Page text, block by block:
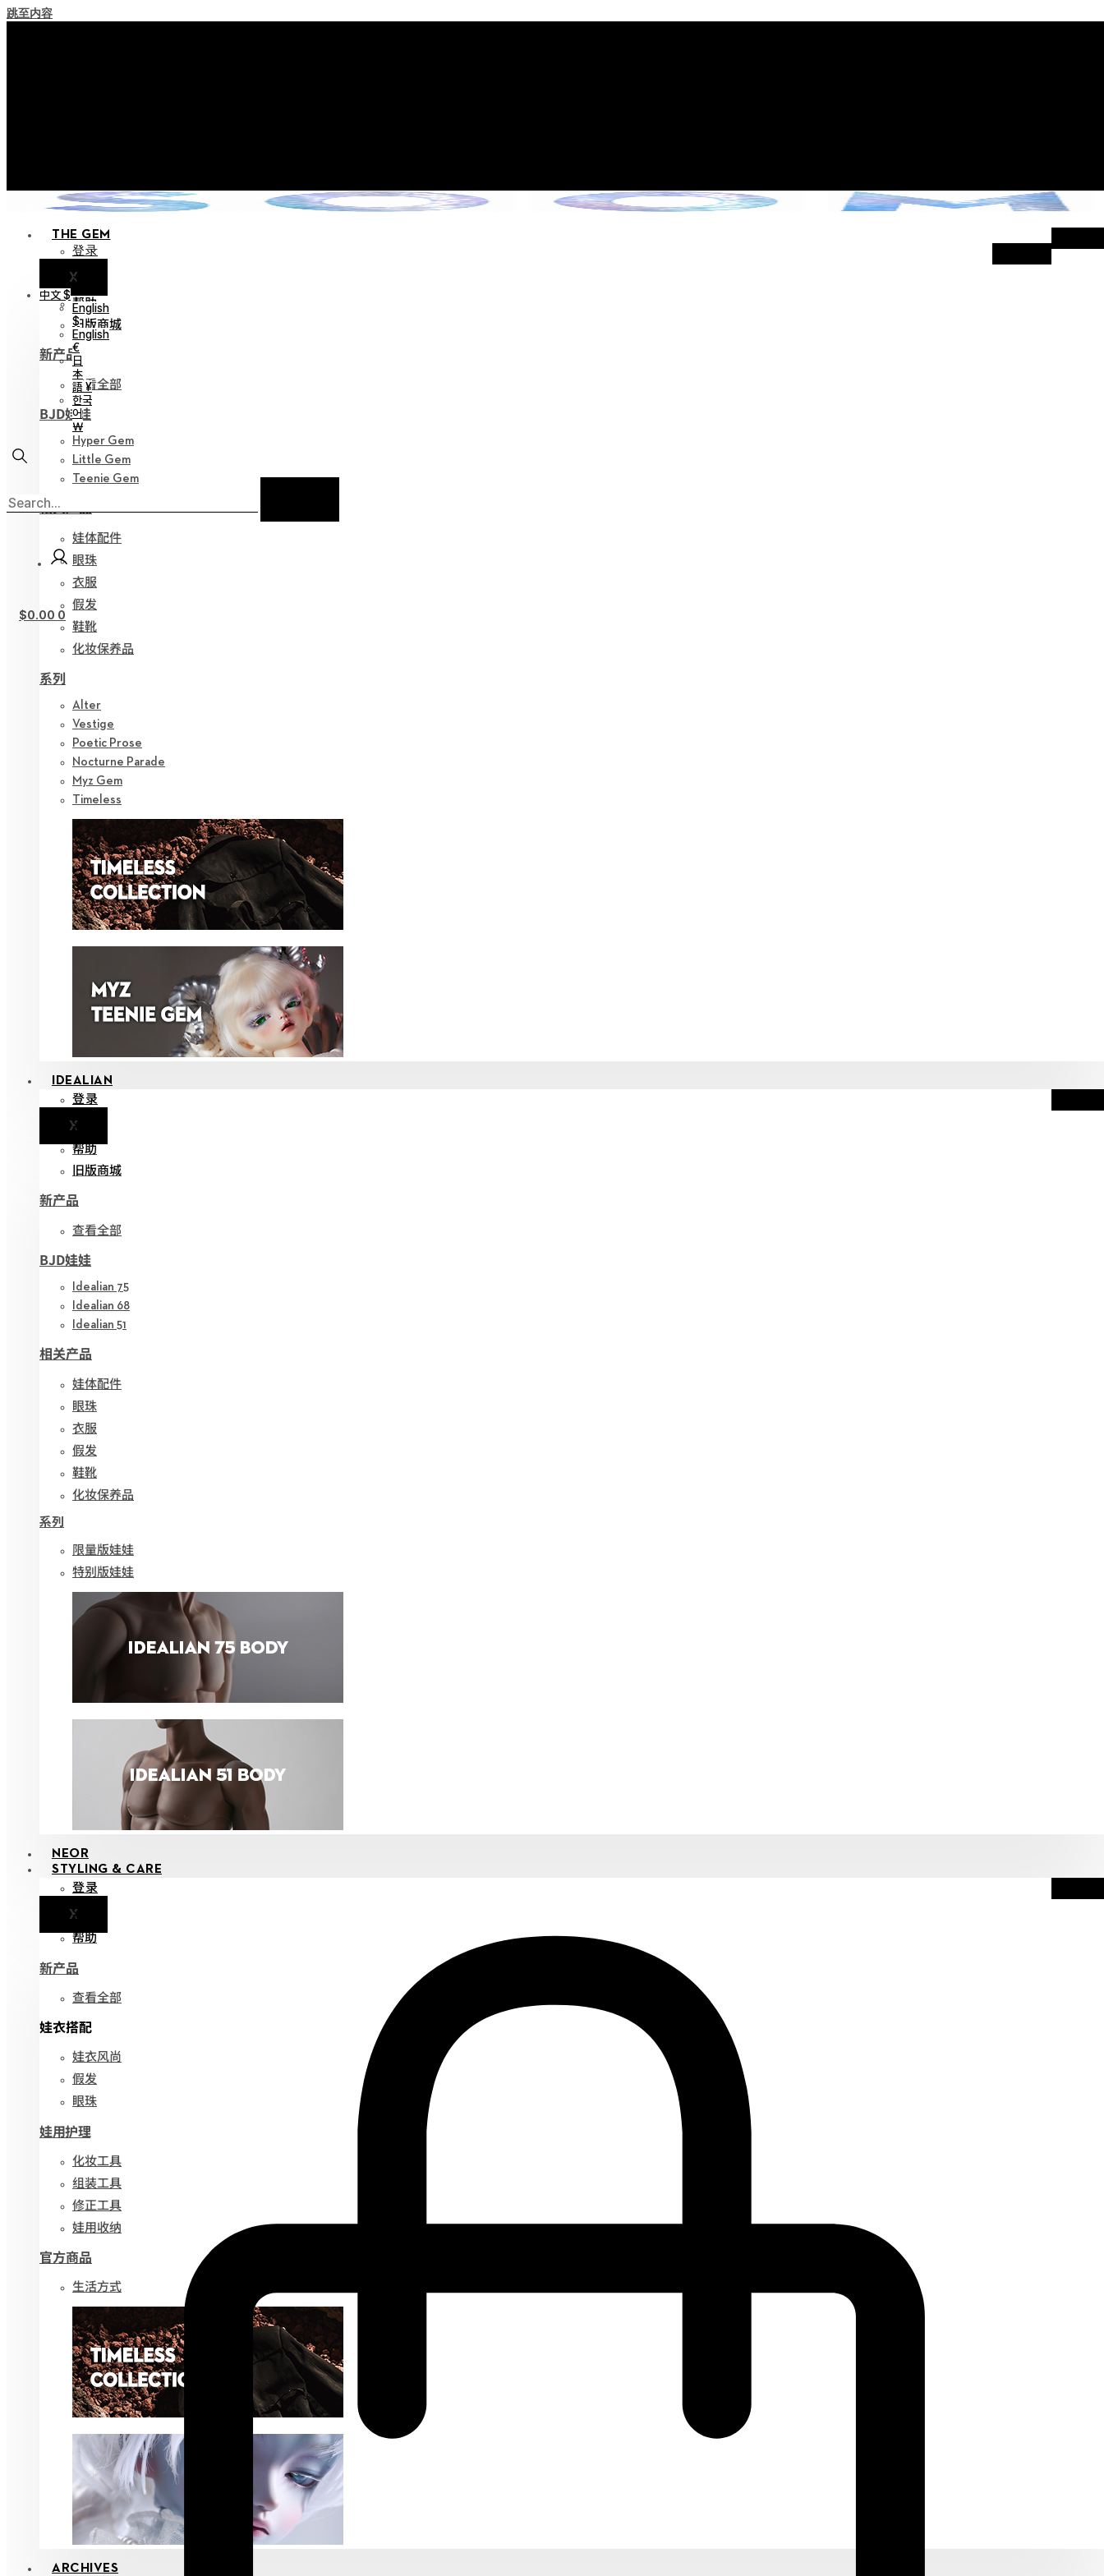
跳至内容
THE GEM
登录
X通知
帮助
旧版商城
新产品
查看全部
BJD娃娃
Hyper Gem
Little Gem
Teenie Gem
相关产品
娃体配件
眼珠
衣服
假发
鞋靴
化妆保养品
系列
Alter
Vestige
Poetic Prose
Nocturne Parade
Myz Gem
Timeless
IDEALIAN
登录
X通知
帮助
旧版商城
新产品
查看全部
BJD娃娃
Idealian 75
Idealian 68
Idealian 51
相关产品
娃体配件
眼珠
衣服
假发
鞋靴
化妆保养品
系列
限量版娃娃
特别版娃娃
NEOR
STYLING & CARE
登录
X通知
帮助
新产品
查看全部
娃衣搭配
娃衣风尚
假发
眼珠
娃用护理
化妆工具
组装工具
修正工具
娃用收纳
官方商品
生活方式
ARCHIVES
中文 $
English
$
English
€
日
本
語 ¥
한국
어
￦
$0.00 0